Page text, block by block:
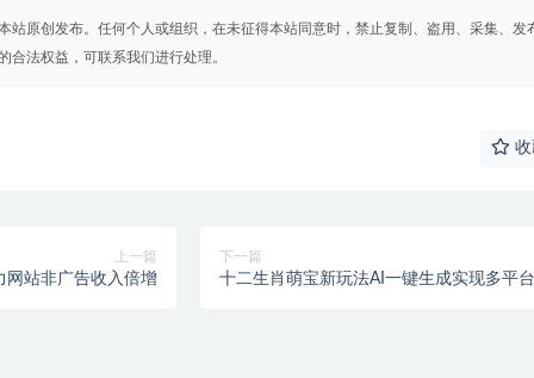
站原创发布。任何个人或组织，在未征得本站同意时，禁止复制、盗用、采集、发
合法权益，可联系我们进行处理。
上一篇
网站非广告收入倍增
下一篇
十二生肖萌宝新玩法AI一键生成实现多平